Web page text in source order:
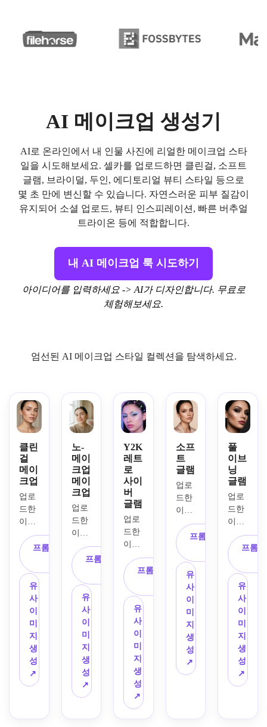
AI 메이크업 생성기
AI로 온라인에서 내 인물 사진에 리얼한 메이크업 스타
일을 시도해보세요. 셀카를 업로드하면 클린걸, 소프트
글램, 브라이덜, 두인, 에디토리얼 뷰티 스타일 등으로
몇 초 만에 변신할 수 있습니다. 자연스러운 피부 질감이
유지되어 소셜 업로드, 뷰티 인스피레이션, 빠른 버추얼
트라이온 등에 적합합니다.
내 AI 메이크업 룩 시도하기
아이디어를 입력하세요 -> AI가 디자인합니다. 무료로
체험해보세요.
엄선된 AI 메이크업 스타일 컬렉션을 탐색하세요.
클린
걸
메이
크업
업로
드한
이미
지를
주제
로 삼
아,
윤기
나는
피부,
자연
스럽
게 정
돈된
눈썹,
은은
프롬프트 복
유
사
이
미
지
생
성
↗
노-
메이
크업
메이
크업
업로
드한
이미
지를
주제
로 삼
아,
얇은
피부
커버,
자연
스러
운 눈
썹,
연한
컨실
산뜻
프롬프트 복
유
사
이
미
지
생
성
↗
Y2K
레트
로
사이
버
글램
업로
드한
이미
지를
주제
로,
아이
시한
블루
아이
섀도
우,
강렬
한 쉬
머 하
이라
이트,
프롬프트 복
유
사
이
미
지
생
성
↗
소프
트
글램
업로
드한
이미
지를
활용
해 부
드러
운 새
틴 피
따뜻
한 브
라운
아이
섀도
우,
프롬프트 복
유
사
이
미
지
생
성
↗
풀
이브
닝
글램
업로
드한
이미
지를
드라
마틱
한 풀
이브
닝 글
램으
로 변
신시
켜 드
립니
또렷
프롬
유
사
이
미
지
생
성
↗